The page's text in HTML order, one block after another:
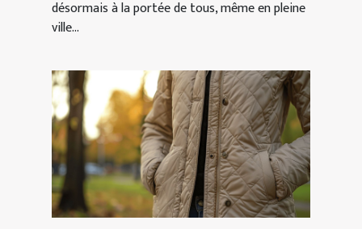
désormais à la portée de tous, même en pleine
ville...